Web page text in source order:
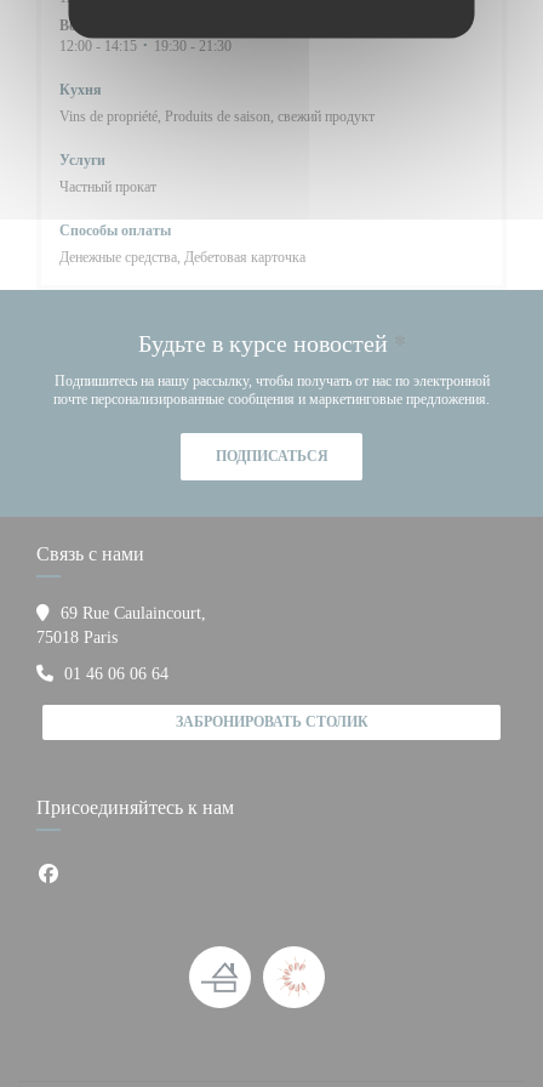
Воскресенье
12:00 - 14:15 • 19:30 - 21:30
Кухня
Vins de propriété, Produits de saison, свежий продукт
Услуги
Частный прокат
Способы оплаты
Денежные средства, Дебетовая карточка
Будьте в курсе новостей *
Подпишитесь на нашу рассылку, чтобы получать от нас по электронной
почте персонализированные сообщения и маркетинговые предложения.
ПОДПИСАТЬСЯ
Связь с нами
69 Rue Caulaincourt,
75018 Paris((открывается в новом окне))
01 46 06 06 64
ЗАБРОНИРОВАТЬ СТОЛИК
Присоединяйтесь к нам
Facebook ((открывается в новом окне))